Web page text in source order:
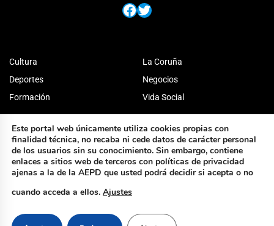
Facebook
Twitter
Cultura
Deportes
Formación
La Coruña
Negocios
Vida Social
Este portal web únicamente utiliza cookies propias con
finalidad técnica, no recaba ni cede datos de carácter personal
de los usuarios sin su conocimiento. Sin embargo, contiene
enlaces a sitios web de terceros con políticas de privacidad
ajenas a la de la AEPD que usted podrá decidir si acepta o no
cuando acceda a ellos. Ajustes